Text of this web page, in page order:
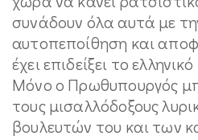
συνάδουν όλα αυτά με
αυτοπεποίθηση και
έχει επιδείξει το
Μόνο ο Πρωθυπουργός
τους μισαλλόδοξους
βουλευτών του και των